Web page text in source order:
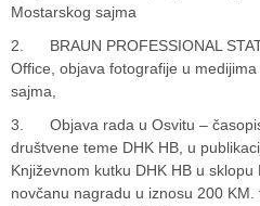
Mostarskog sajma
2. BRAUN PROFESSIONAL
Office, objava fotografije u
sajma,
3. Objava rada u Osvitu –
društvene teme DHK HB, u
Književnom kutku DHK HB u sklopu
novčanu nagradu u iznosu 200